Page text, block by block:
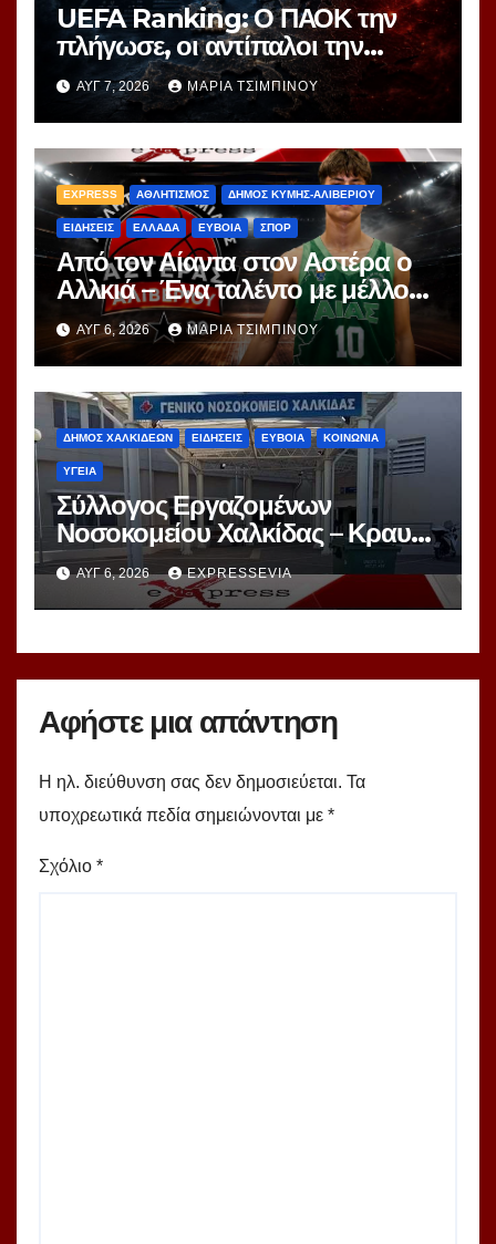
UEFA Ranking: Ο ΠΑΟΚ την
πλήγωσε, οι αντίπαλοι την
τιμώρησαν – Ξεφεύγει η 10η
θέση για την Ελλάδα
ΑΥΓ 7, 2026 ΜΑΡΊΑ ΤΣΙΜΠΙΝΟΎ
EXPRESS ΑΘΛΗΤΙΣΜΟΣ ΔΗΜΟΣ ΚΥΜΗΣ-ΑΛΙΒΕΡΙΟΥ
ΕΙΔΗΣΕΙΣ ΕΛΛΑΔΑ ΕΥΒΟΙΑ ΣΠΟΡ
Από τον Αίαντα στον Αστέρα ο
Αλλκιά – Ένα ταλέντο με μέλλον
στα χέρια του Αγγέλου
ΑΥΓ 6, 2026 ΜΑΡΊΑ ΤΣΙΜΠΙΝΟΎ
ΔΗΜΟΣ ΧΑΛΚΙΔΕΩΝ ΕΙΔΗΣΕΙΣ ΕΥΒΟΙΑ ΚΟΙΝΩΝΙΑ
ΥΓΕΙΑ
Σύλλογος Εργαζομένων
Νοσοκομείου Χαλκίδας – Κραυγή
Αγωνίας
ΑΥΓ 6, 2026 EXPRESSEVIA
Αφήστε μια απάντηση
Η ηλ. διεύθυνση σας δεν δημοσιεύεται. Τα
υποχρεωτικά πεδία σημειώνονται με *
Σχόλιο *